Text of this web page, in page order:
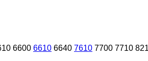
6600 6610 6640 7610 7700 7710